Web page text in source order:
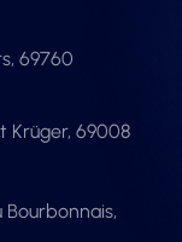
69760
Krüger, 69008
Bourbonnais,